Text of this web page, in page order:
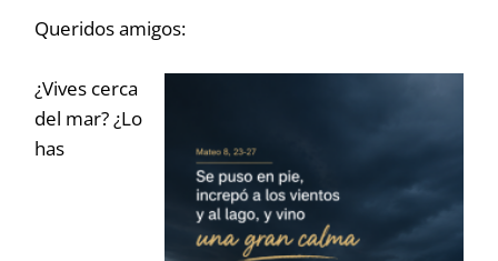
Queridos amigos:
¿Vives cerca
del mar? ¿Lo
has